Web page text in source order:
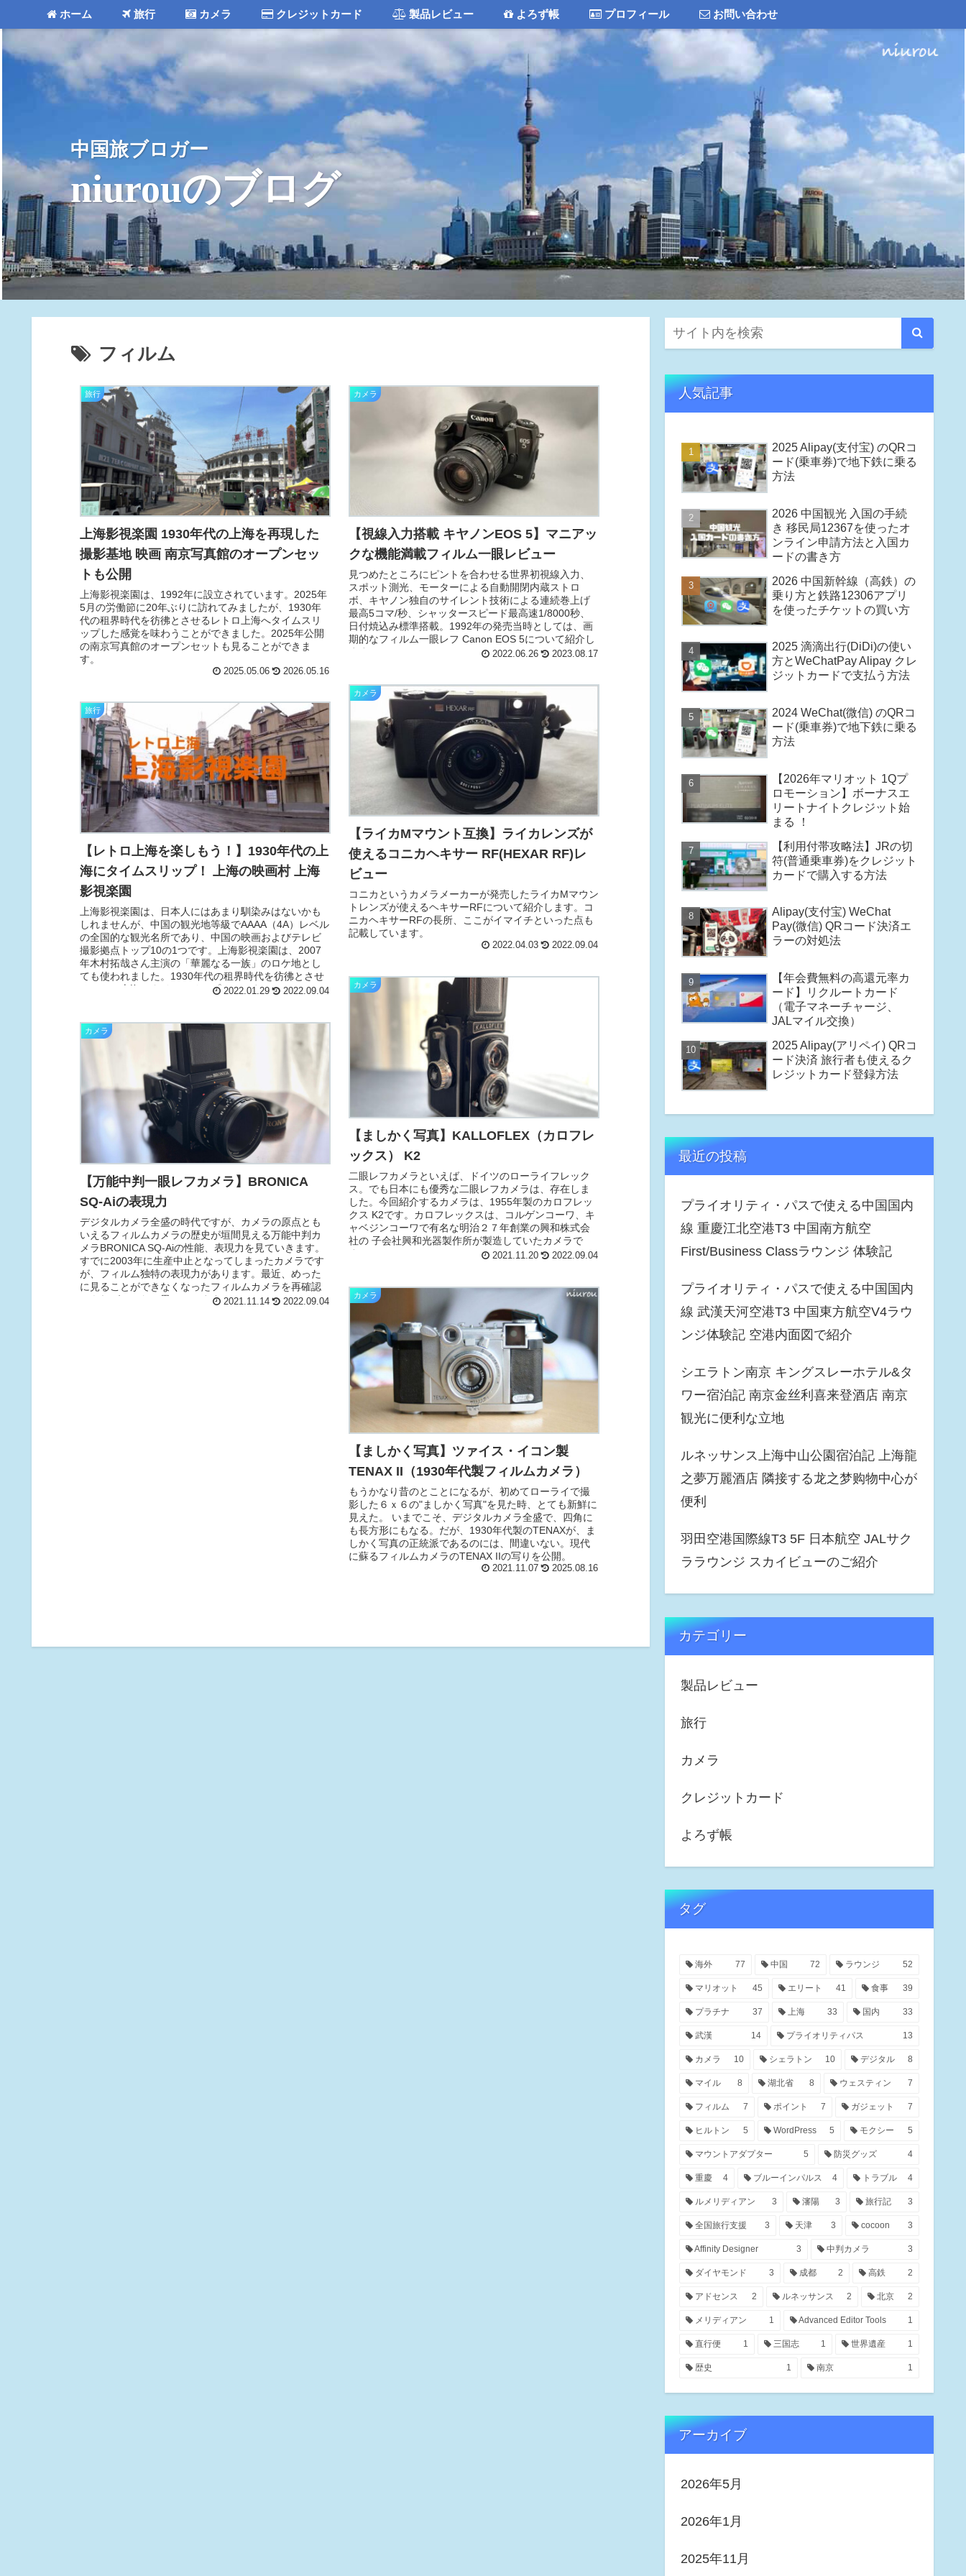
中国旅ブロガー
niurouのブログ
ホーム 旅行 カメラ クレジットカード 製品レビュー よろず帳 プロフィール お問い合わせ
フィルム
旅行
上海影視楽園 1930年代の上海を再現した
撮影基地 映画 南京写真館のオープンセッ
トも公開
上海影視楽園は、1992年に設立されています。2025年
5月の労働節に20年ぶりに訪れてみましたが、1930年
代の租界時代を彷彿とさせるレトロ上海へタイムスリ
ップした感覚を味わうことができました。2025年公開
の南京写真館のオープンセットも見ることができま
す。
2025.05.06 2026.05.16
カメラ
【視線入力搭載 キヤノンEOS 5】マニアッ
クな機能満載フィルム一眼レビュー
見つめたところにピントを合わせる世界初視線入力、
スポット測光、モーターによる自動開閉内蔵ストロ
ボ、キヤノン独自のサイレント技術による連続巻上げ
最高5コマ/秒、シャッタースピード最高速1/8000秒、
日付焼込み標準搭載。1992年の発売当時としては、画
期的なフィルム一眼レフ Canon EOS 5について紹介し
ます。
2022.06.26 2023.08.17
カメラ
【ライカMマウント互換】ライカレンズが
使えるコニカヘキサー RF(HEXAR RF)レ
ビュー
コニカというカメラメーカーが発売したライカMマウン
トレンズが使えるヘキサーRFについて紹介します。コ
ニカヘキサーRFの長所、ここがイマイチといった点も
記載しています。
2022.04.03 2022.09.04
旅行
【レトロ上海を楽しもう！】1930年代の上
海にタイムスリップ！ 上海の映画村 上海
影視楽園
上海影視楽園は、日本人にはあまり馴染みはないかも
しれませんが、中国の観光地等級でAAAA（4A）レベル
の全国的な観光名所であり、中国の映画およびテレビ
撮影拠点トップ10の1つです。上海影視楽園は、2007
年木村拓哉さん主演の「華麗なる一族」のロケ地とし
ても使われました。1930年代の租界時代を彷彿とさせ
るレトロ上海へタイムスリップしてみませんか。
2022.01.29 2022.09.04
カメラ
【ましかく写真】KALLOFLEX（カロフレ
ックス） K2
二眼レフカメラといえば、ドイツのローライフレック
ス。でも日本にも優秀な二眼レフカメラは、存在しま
した。今回紹介するカメラは、1955年製のカロフレッ
クス K2です。カロフレックスは、コルゲンコーワ、キ
ャベジンコーワで有名な明治２７年創業の興和株式会
社の 子会社興和光器製作所が製造していたカメラで
す。
2021.11.20 2022.09.04
カメラ
【万能中判一眼レフカメラ】BRONICA
SQ-Aiの表現力
デジタルカメラ全盛の時代ですが、カメラの原点とも
いえるフィルムカメラの歴史が垣間見える万能中判カ
メラBRONICA SQ-Aiの性能、表現力を見ていきます。
すでに2003年に生産中止となってしまったカメラです
が、フィルム独特の表現力があります。最近、めった
に見ることができなくなったフィルムカメラを再確認
できればいいなと思っています。2021.11.14 2022.09.04
カメラ
【ましかく写真】ツァイス・イコン製
TENAX II（1930年代製フィルムカメラ）
もうかなり昔のとことになるが、初めてローライで撮
影した６ｘ６の"ましかく写真"を見た時、とても新鮮に
見えた。 いまでこそ、デジタルカメラ全盛で、四角に
も長方形にもなる。だが、1930年代製のTENAXが、ま
しかく写真の正統派であるのには、間違いない。現代
に蘇るフィルムカメラのTENAX IIの写りを公開。
2021.11.07 2025.08.16
人気記事
2025 Alipay(支付宝) のQRコ
ード(乗車券)で地下鉄に乗る
方法
2026 中国観光 入国の手続
き 移民局12367を使ったオ
ンライン申請方法と入国カ
ードの書き方
2026 中国新幹線（高鉄）の
乗り方と鉄路12306アプリ
を使ったチケットの買い方
2025 滴滴出行(DiDi)の使い
方とWeChatPay Alipay クレ
ジットカードで支払う方法
2024 WeChat(微信) のQRコ
ード(乗車券)で地下鉄に乗る
方法
【2026年マリオット 1Qプ
ロモーション】ボーナスエ
リートナイトクレジット始
まる ！
【利用付帯攻略法】JRの切
符(普通乗車券)をクレジット
カードで購入する方法
Alipay(支付宝) WeChat
Pay(微信) QRコード決済エ
ラーの対処法
【年会費無料の高還元率カ
ード】リクルートカード
（電子マネーチャージ、
JALマイル交換）
2025 Alipay(アリペイ) QRコ
ード決済 旅行者も使えるク
レジットカード登録方法
最近の投稿
プライオリティ・パスで使える中国国内
線 重慶江北空港T3 中国南方航空
First/Business Classラウンジ 体験記
プライオリティ・パスで使える中国国内
線 武漢天河空港T3 中国東方航空V4ラウ
ンジ体験記 空港内面図で紹介
シエラトン南京 キングスレーホテル&タ
ワー宿泊記 南京金丝利喜来登酒店 南京
観光に便利な立地
ルネッサンス上海中山公園宿泊記 上海龍
之夢万麗酒店 隣接する龙之梦购物中心が
便利
羽田空港国際線T3 5F 日本航空 JALサク
ララウンジ スカイビューのご紹介
カテゴリー
製品レビュー
旅行
カメラ
クレジットカード
よろず帳
タグ
海外 77 中国 72 ラウンジ 52
マリオット 45 エリート 41 食事 39
プラチナ 37 上海 33 国内 33
武漢 14 プライオリティパス 13
カメラ 10 シェラトン 10 デジタル 8
マイル 8 湖北省 8 ウェスティン 7
フィルム 7 ポイント 7 ガジェット 7
ヒルトン 5 WordPress 5 モクシー 5
マウントアダプター 5 防災グッズ 4
重慶 4 ブルーインパルス 4 トラブル 4
ルメリディアン 3 瀋陽 3 旅行記 3
全国旅行支援 3 天津 3 cocoon 3
Affinity Designer 3 中判カメラ 3
ダイヤモンド 3 成都 2 高鉄 2
アドセンス 2 ルネッサンス 2 北京 2
メリディアン 1 Advanced Editor Tools 1
直行便 1 三国志 1 世界遺産 1
歴史 1 南京 1
アーカイブ
2026年5月
2026年1月
2025年11月